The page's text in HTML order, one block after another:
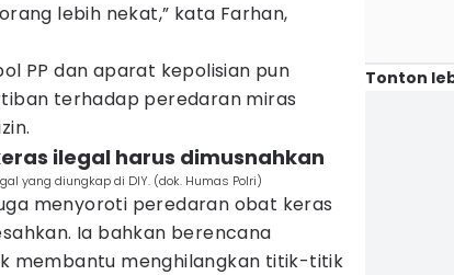
lebih nekat,” kata Farhan,
PP dan aparat kepolisian pun
terhadap peredaran miras
ilegal harus dimusnahkan
yang diungkap di DIY. (dok. Humas Polri)
menyoroti peredaran obat keras
Ia bahkan berencana
membantu menghilangkan titik-titik
Tonton